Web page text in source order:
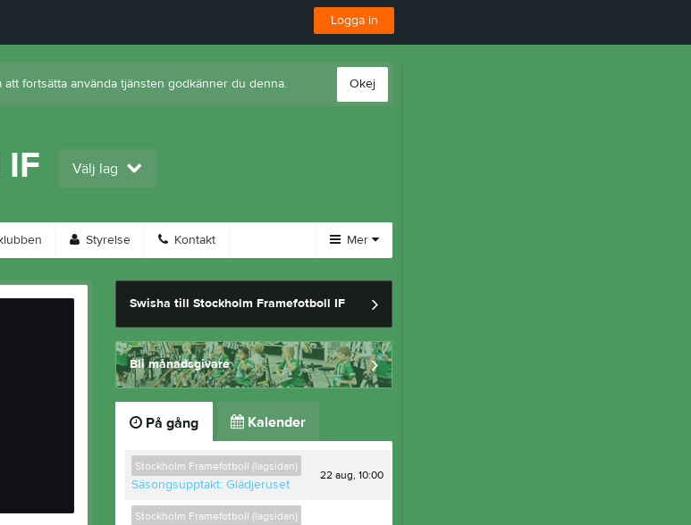
Logga in
att fortsätta använda tjänsten godkänner du denna. Okej
Välj lag
Styrelse Kontakt Mer
Swisha till Stockholm Framefotboll IF
Bli månadsgivare
På gång Kalender
Stockholm Framefotboll (lagsidan)
Säsongsupptakt: Glädjeruset
22 aug, 10:00
Stockholm Framefotboll (lagsidan)